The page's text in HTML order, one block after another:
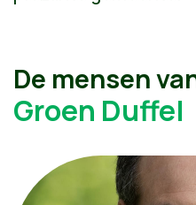
De mensen
Groen Duffel